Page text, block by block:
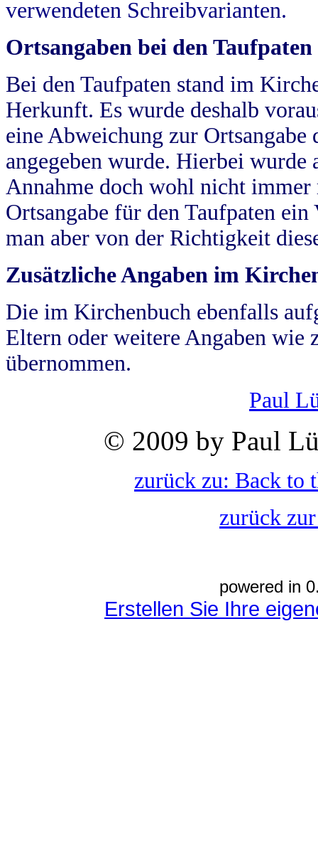
verwendeten Schreibvarianten.
Ortsangaben bei den Taufpaten
Bei den Taufpaten stand im
Herkunft. Es wurde deshalb
eine Abweichung zur
angegeben wurde. Hierbei wurde
Annahme doch wohl nicht
Ortsangabe für den Taufpaten
man aber von der Richtigkeit
Zusätzliche Angaben im
Die im Kirchenbuch ebenfalls
Eltern oder weitere Angaben wie
übernommen.
Paul
© 2009 by Paul
zurück zu: Back to
zurück
powered in
Erstellen Sie Ihre